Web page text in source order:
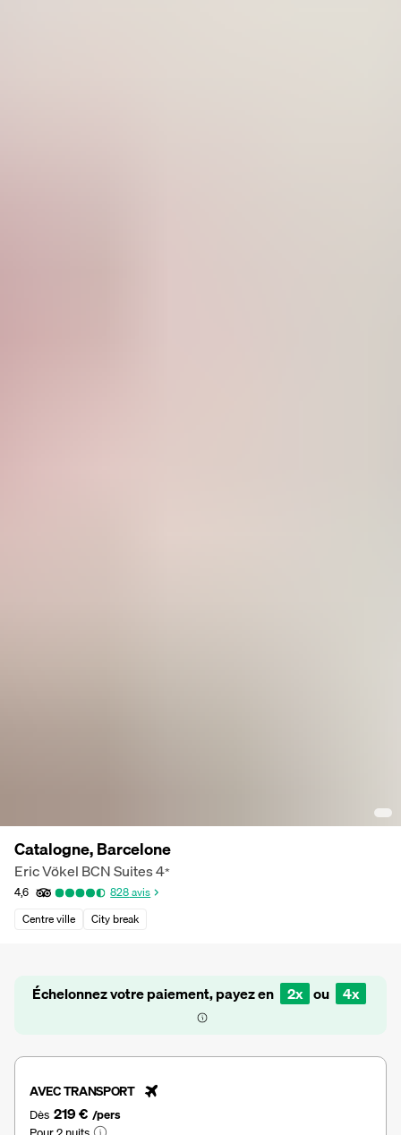
Catalogne, Barcelone
Eric Vökel BCN Suites4*
4,6 828avis
Centre ville
City break
Échelonnez votre paiement, payez en 2x ou 4x
AVEC TRANSPORT
Dès 219 € /pers